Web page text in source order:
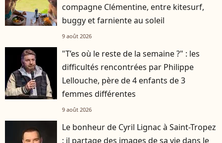
compagne Clémentine, entre kitesurf,
buggy et farniente au soleil
9 août 2026
"T’es où le reste de la semaine ?" : les
difficultés rencontrées par Philippe
Lellouche, père de 4 enfants de 3
femmes différentes
9 août 2026
Le bonheur de Cyril Lignac à Saint-Tropez
: il partage des images de sa vie dans le